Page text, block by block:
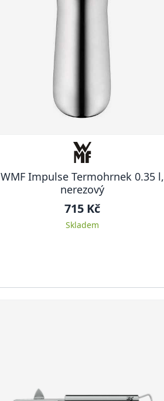
WMF Impulse Termohrnek 0.35 l,
nerezový
715 Kč
Skladem